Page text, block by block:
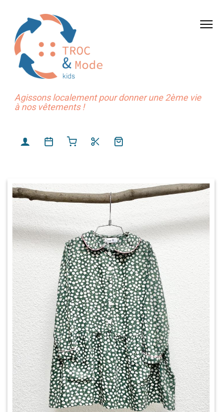
Agissons localement pour donner une 2ème vie
à nos vêtements !